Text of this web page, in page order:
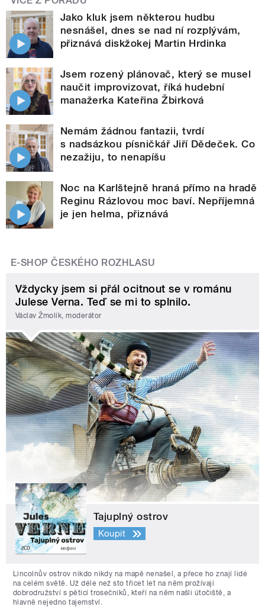
Jako kluk jsem některou hudbu
nesnášel, dnes se nad ní rozplývám,
přiznává diskžokej Martin Hrdinka
Jsem rozený plánovač, který se musel
naučit improvizovat, říká hudební
manažerka Kateřina Žbirková
Nemám žádnou fantazii, tvrdí
s nadsázkou písničkář Jiří Dědeček. Co
nezažiju, to nenapíšu
Noc na Karlštejně hraná přímo na hradě
Reginu Rázlovou moc baví. Nepříjemná
je jen helma, přiznává
E-SHOP ČESKÉHO ROZHLASU
Vždycky jsem si přál ocitnout se v románu
Julese Verna. Teď se mi to splnilo.
Václav Žmolík, moderátor
Tajuplný ostrov
Koupit
Lincolnův ostrov nikdo nikdy na mapě nenašel, a přece ho znají lidé
na celém světě. Už déle než sto třicet let na něm prožívají
dobrodružství s pěticí trosečníků, kteří na něm našli útočiště, a
hlavně nejedno tajemství.